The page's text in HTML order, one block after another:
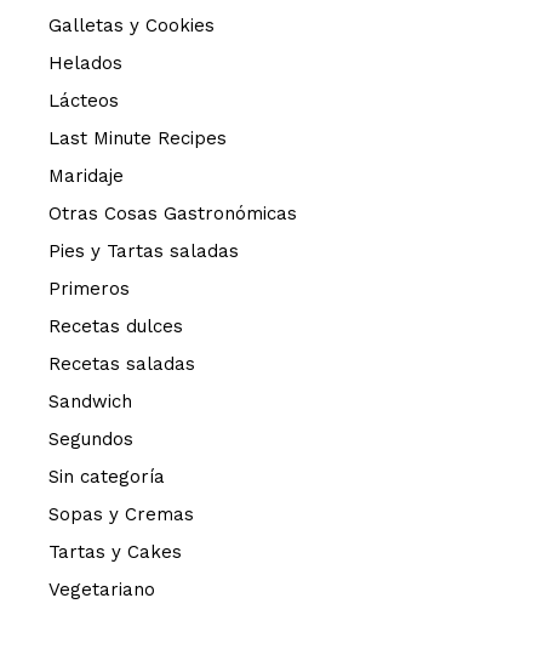
Galletas y Cookies
Helados
Lácteos
Last Minute Recipes
Maridaje
Otras Cosas Gastronómicas
Pies y Tartas saladas
Primeros
Recetas dulces
Recetas saladas
Sandwich
Segundos
Sin categoría
Sopas y Cremas
Tartas y Cakes
Vegetariano